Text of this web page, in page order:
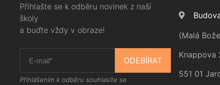
Přihlašte se k odběru novinek z naší
školy
a buďte vždy v obraze!
ODEBÍRAT
Přihlášením k odběru souhlasíte se
(Malá
Knappova
551 01